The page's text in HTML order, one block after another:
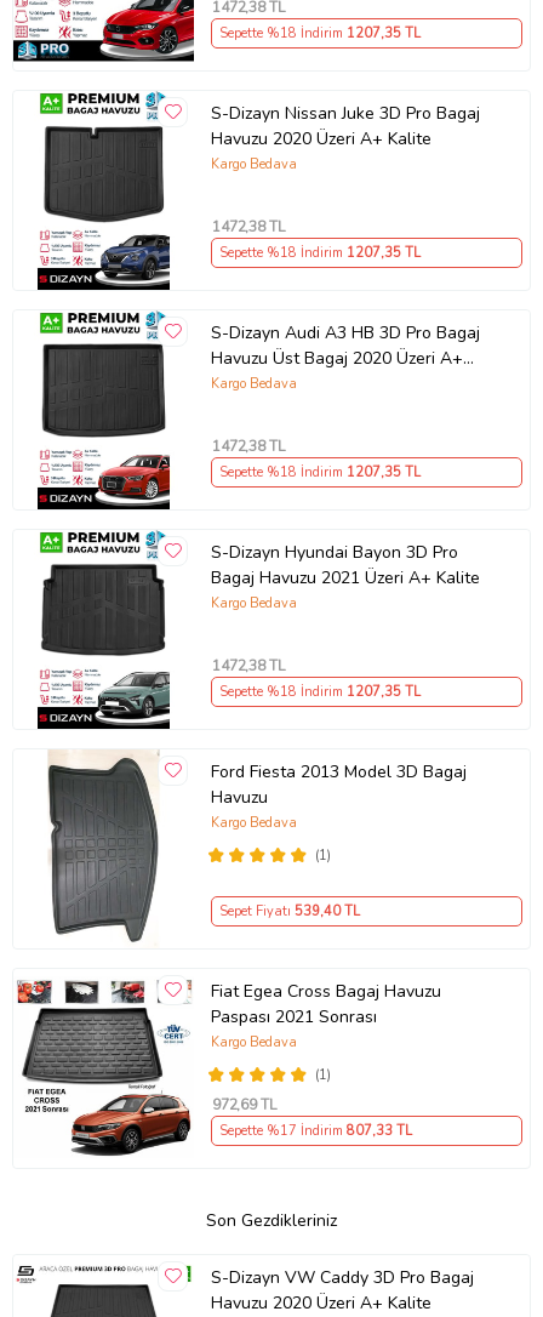
1472,38 TL
Sepette %18 İndirim 1207,35 TL
S-Dizayn Nissan Juke 3D Pro Bagaj
Havuzu 2020 Üzeri A+ Kalite
Kargo Bedava
1472,38 TL
Sepette %18 İndirim 1207,35 TL
S-Dizayn Audi A3 HB 3D Pro Bagaj
Havuzu Üst Bagaj 2020 Üzeri A+
Kalite
Kargo Bedava
1472,38 TL
Sepette %18 İndirim 1207,35 TL
S-Dizayn Hyundai Bayon 3D Pro
Bagaj Havuzu 2021 Üzeri A+ Kalite
Kargo Bedava
1472,38 TL
Sepette %18 İndirim 1207,35 TL
Ford Fiesta 2013 Model 3D Bagaj
Havuzu
(1)
Kargo Bedava
Sepet Fiyatı 539,40 TL
Fiat Egea Cross Bagaj Havuzu
Paspası 2021 Sonrası
(1)
Kargo Bedava
972,69 TL
Sepette %17 İndirim 807,33 TL
Son Gezdikleriniz
S-Dizayn VW Caddy 3D Pro Bagaj
Havuzu 2020 Üzeri A+ Kalite